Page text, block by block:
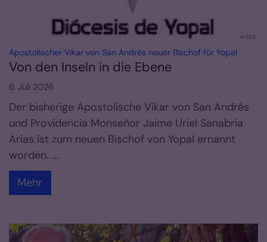
© CEC
Apostolischer Vikar von San Andrés neuer Bischof für Yopal
Von den Inseln in die Ebene
6. Juli 2026
Der bisherige Apostolische Vikar von San Andrés
und Providencia Monseñor Jaime Uriel Sanabria
Arias ist zum neuen Bischof von Yopal ernannt
worden. ...
Mehr